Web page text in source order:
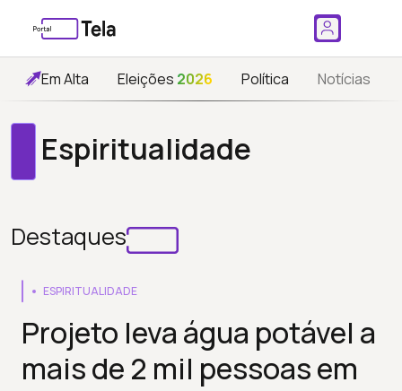
Em Alta Eleições 2026 Política Notícias
Espiritualidade
Destaques
ESPIRITUALIDADE
Projeto leva água potável a
mais de 2 mil pessoas em